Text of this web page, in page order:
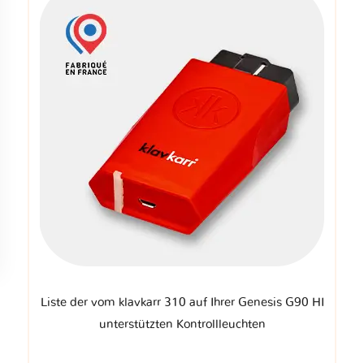
Liste der vom klavkarr 310 auf Ihrer Genesis G90 HI
unterstützten Kontrollleuchten